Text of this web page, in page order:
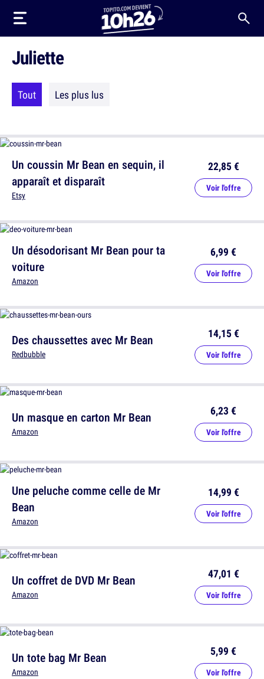
Juliette
Tout Les plus lus
Un coussin Mr Bean en sequin, il
apparaît et disparaît
Etsy
22,85 €
Voir l'offre
Un masque en carton Mr Bean
Amazon
6,23 €
Voir l'offre
Un coffret de DVD Mr Bean
Amazon
47,01 €
Voir l'offre
Un désodorisant Mr Bean pour ta
voiture
Amazon
6,99 €
Voir l'offre
Des chaussettes avec Mr Bean
Redbubble
14,15 €
Voir l'offre
Une peluche comme celle de Mr
Bean
Amazon
14,99 €
Voir l'offre
Un tote bag Mr Bean
Amazon
5,99 €
Voir l'offre